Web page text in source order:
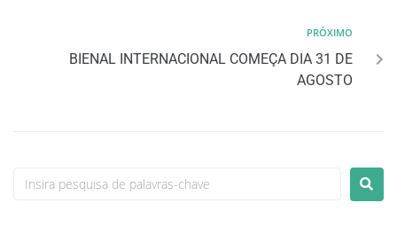
PRÓXIMO
BIENAL INTERNACIONAL COMEÇA DIA 31 DE
AGOSTO